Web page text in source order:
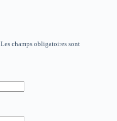
Les champs obligatoires sont